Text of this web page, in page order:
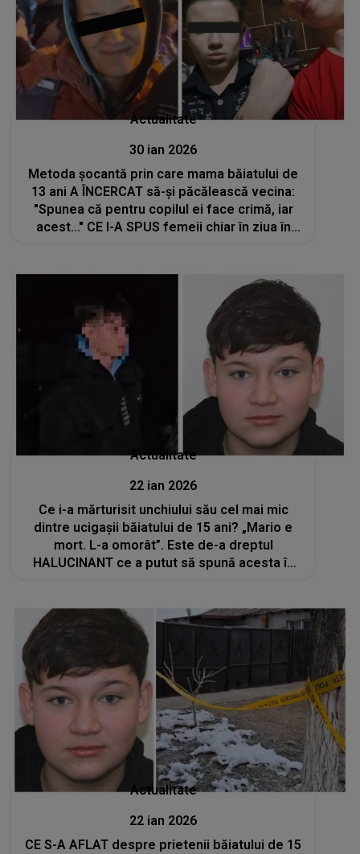
Actualitate
30 ian 2026
Metoda șocantă prin care mama băiatului de
13 ani A ÎNCERCAT să-și păcălească vecina:
"Spunea că pentru copilul ei face crimă, iar
acest..." CE I-A SPUS femeii chiar în ziua în
Actualitate
22 ian 2026
Ce i-a mărturisit unchiului său cel mai mic
dintre ucigașii băiatului de 15 ani? „Mario e
mort. L-a omorât”. Este de-a dreptul
HALUCINANT ce a putut să spună acesta în
Actualitate
22 ian 2026
CE S-A AFLAT despre prietenii băiatului de 15